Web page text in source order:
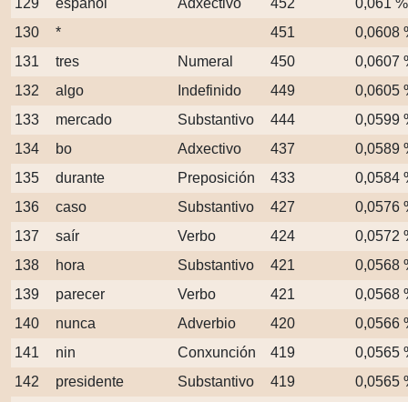
129
español Adxectivo 452
0,061 %
130
* 451
0,0608
131
tres Numeral 450
0,0607
132
algo Indefinido 449
0,0605
133
mercado Substantivo 444
0,0599
134
bo Adxectivo 437
0,0589
135
durante Preposición 433
0,0584
136
caso Substantivo 427
0,0576
137
saír Verbo 424
0,0572
138
hora Substantivo 421
0,0568
139
parecer Verbo 421
0,0568
140
nunca Adverbio 420
0,0566
141
nin Conxunción 419
0,0565
142
presidente Substantivo 419
0,0565